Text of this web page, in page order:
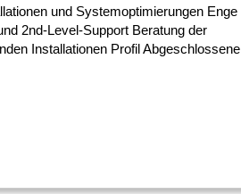
und Systemoptimierungen Enge
2nd-Level-Support Beratung der
Installationen Profil Abgeschlossene